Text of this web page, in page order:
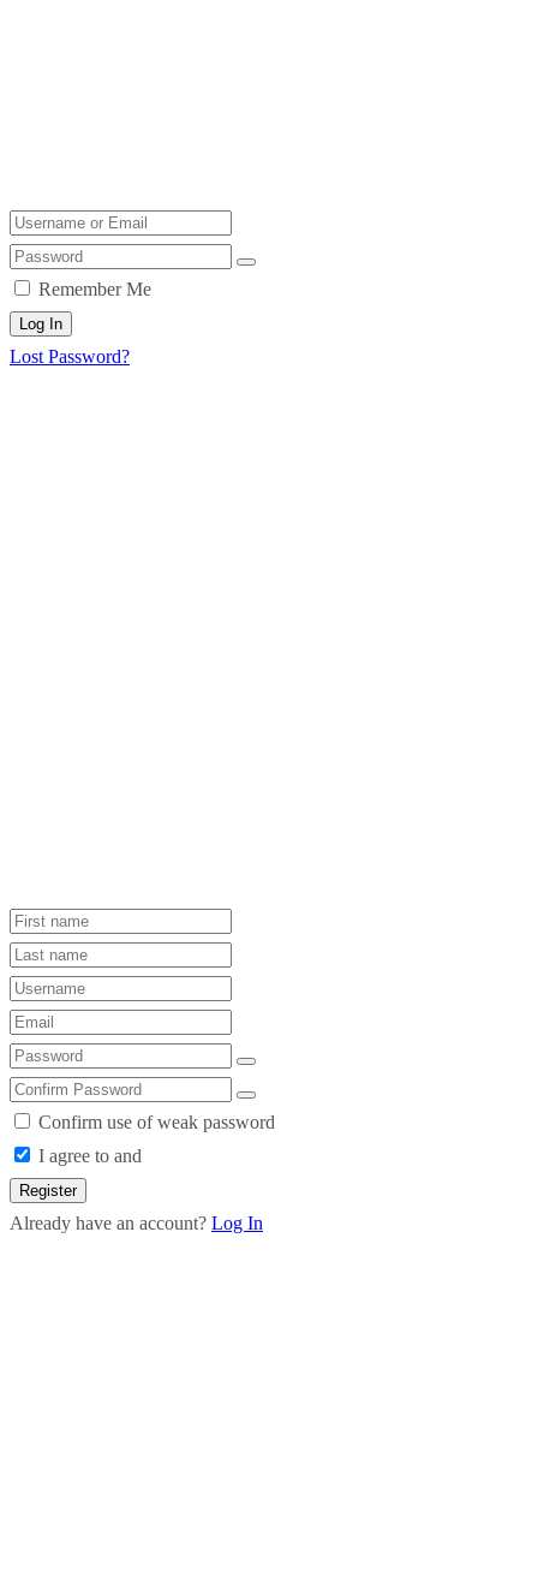
Remember Me
Log In
Lost Password?
Confirm use of weak password
I agree to and
Register
Already have an account? Log In